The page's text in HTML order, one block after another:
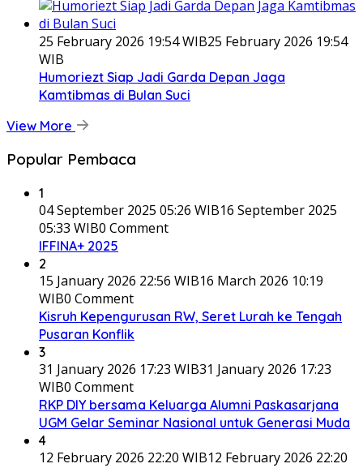
25 February 2026 19:54 WIB25 February 2026 19:54
WIB
Humoriezt Siap Jadi Garda Depan Jaga
Kamtibmas di Bulan Suci
View More
Popular Pembaca
1
04 September 2025 05:26 WIB16 September 2025
05:33 WIB0 Comment
IFFINA+ 2025
2
15 January 2026 22:56 WIB16 March 2026 10:19
WIB0 Comment
Kisruh Kepengurusan RW, Seret Lurah ke Tengah
Pusaran Konflik
3
31 January 2026 17:23 WIB31 January 2026 17:23
WIB0 Comment
RKP DIY bersama Keluarga Alumni Paskasarjana
UGM Gelar Seminar Nasional untuk Generasi Muda
4
12 February 2026 22:20 WIB12 February 2026 22:20